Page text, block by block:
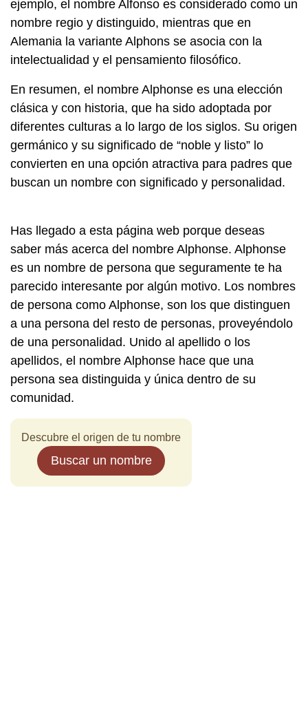
ejemplo, el nombre Alfonso es considerado como un
nombre regio y distinguido, mientras que en
Alemania la variante Alphons se asocia con la
intelectualidad y el pensamiento filosófico.
En resumen, el nombre Alphonse es una elección
clásica y con historia, que ha sido adoptada por
diferentes culturas a lo largo de los siglos. Su origen
germánico y su significado de “noble y listo” lo
convierten en una opción atractiva para padres que
buscan un nombre con significado y personalidad.
Has llegado a esta página web porque deseas
saber más acerca del nombre Alphonse. Alphonse
es un nombre de persona que seguramente te ha
parecido interesante por algún motivo. Los nombres
de persona como Alphonse, son los que distinguen
a una persona del resto de personas, proveyéndolo
de una personalidad. Unido al apellido o los
apellidos, el nombre Alphonse hace que una
persona sea distinguida y única dentro de su
comunidad.
Descubre el origen de tu nombre
Buscar un nombre